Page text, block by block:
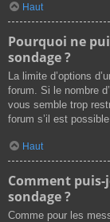
Haut
Pourquoi ne
sondage ?
La limite d’options
forum. Si le nombre
vous semble trop
forum s’il est
Haut
Comment
sondage ?
Comme pour les